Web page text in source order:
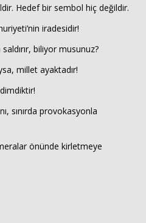
Hedef bir sembol hiç değildir.
iradesidir!
biliyor musunuz?
millet ayaktadır!
sınırda provokasyonla
önünde kirletmeye